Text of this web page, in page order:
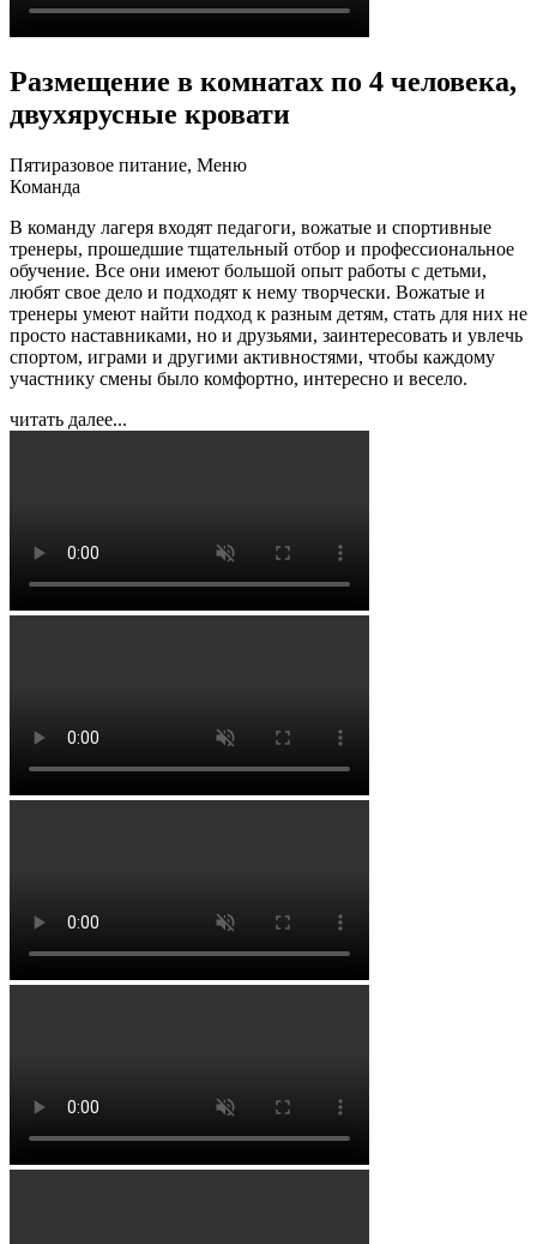
Размещение в комнатах по 4 человека,
двухярусные кровати
Пятиразовое питание, Меню
Команда
В команду лагеря входят педагоги, вожатые и спортивные
тренеры, прошедшие тщательный отбор и профессиональное
обучение. Все они имеют большой опыт работы с детьми,
любят свое дело и подходят к нему творчески. Вожатые и
тренеры умеют найти подход к разным детям, стать для них не
просто наставниками, но и друзьями, заинтересовать и увлечь
спортом, играми и другими активностями, чтобы каждому
участнику смены было комфортно, интересно и весело.
читать далее...